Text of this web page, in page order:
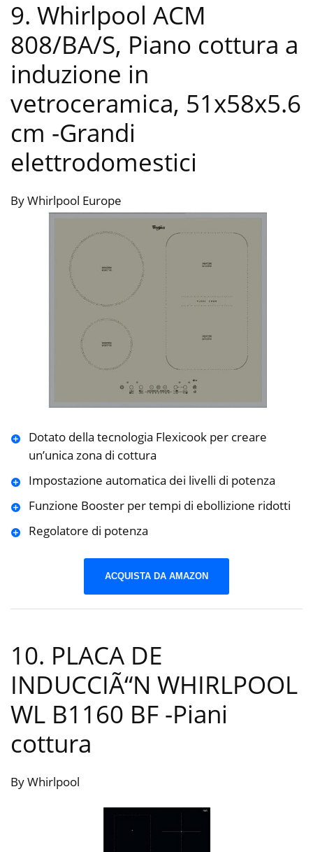
9. Whirlpool ACM
808/BA/S, Piano cottura a
induzione in
vetroceramica, 51x58x5.6
cm -Grandi
elettrodomestici
By Whirlpool Europe
Dotato della tecnologia Flexicook per creare
un’unica zona di cottura
Impostazione automatica dei livelli di potenza
Funzione Booster per tempi di ebollizione ridotti
Regolatore di potenza
ACQUISTA DA AMAZON
10. PLACA DE
INDUCCIÃ“N WHIRLPOOL
WL B1160 BF -Piani
cottura
By Whirlpool